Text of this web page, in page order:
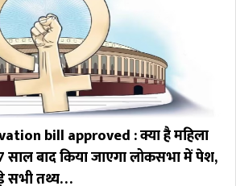
bill approved : क्या है महिला
साल बाद किया जाएगा लोकसभा में पेश,
सभी तथ्य…